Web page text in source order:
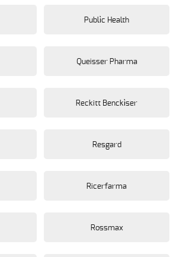
Publi̇c Health
Queisser Pharma
Reckitt Bencki̇ser
Resgard
Ricerfarma
Rossmax